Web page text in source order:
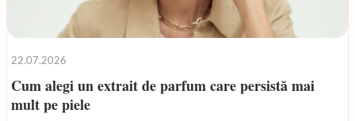
22.07.2026
Cum alegi un extrait de parfum care persistă mai
mult pe piele